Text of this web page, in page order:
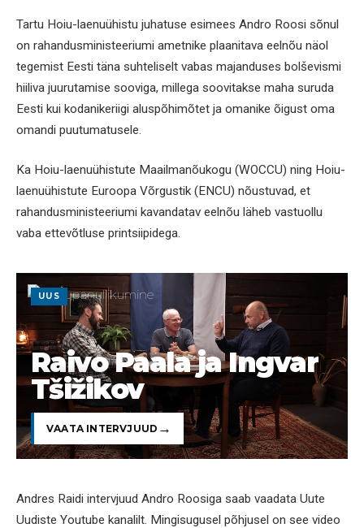
Tartu Hoiu-laenuühistu juhatuse esimees Andro Roosi sõnul
on rahandusministeeriumi ametnike plaanitava eelnõu näol
tegemist Eesti täna suhteliselt vabas majanduses bolševismi
hiiliva juurutamise sooviga, millega soovitakse maha suruda
Eesti kui kodanikeriigi aluspõhimõtet ja omanike õigust oma
omandi puutumatusele.
Ka Hoiu-laenuühistute Maailmanõukogu (WOCCU) ning Hoiu-
laenuühistute Euroopa Võrgustik (ENCU) nõustuvad, et
rahandusministeeriumi kavandatav eelnõu läheb vastuollu
vaba ettevõtluse printsiipidega.
UUS
Raivo Paala ja Ingvar
Tšižikov
VAATA INTERVJUUD
Andres Raidi intervjuud Andro Roosiga saab vaadata Uute
Uudiste Youtube kanalilt. Mingisugusel põhjusel on see video